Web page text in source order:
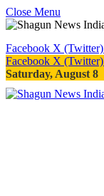
Close Menu
Facebook X (Twitter)
Facebook X (Twitter)
Saturday, August 8